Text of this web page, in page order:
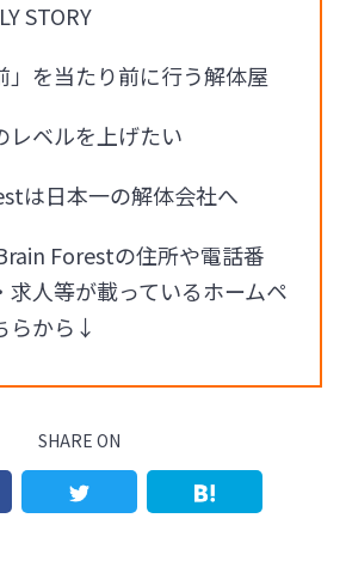
STORY
」を当たり前に行う解体屋
レベルを上げたい
は日本一の解体会社へ
Forestの住所や電話番
求人等が載っているホームペ
らから↓
SHARE ON